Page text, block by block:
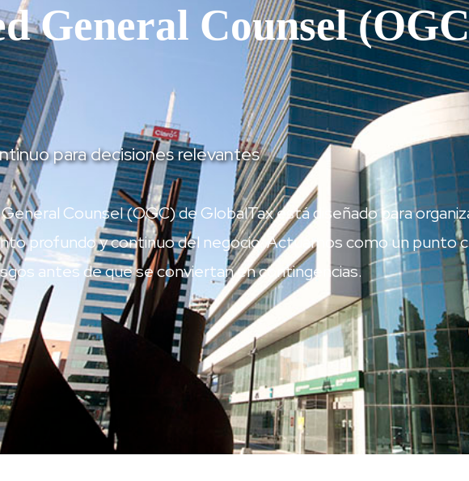
General Counsel
para decisiones relevantes
Counsel (OGC) de GlobalTax está diseñado para
profundo y continuo del negocio. Actuamos como un punto
antes de que se conviertan en contingencias.